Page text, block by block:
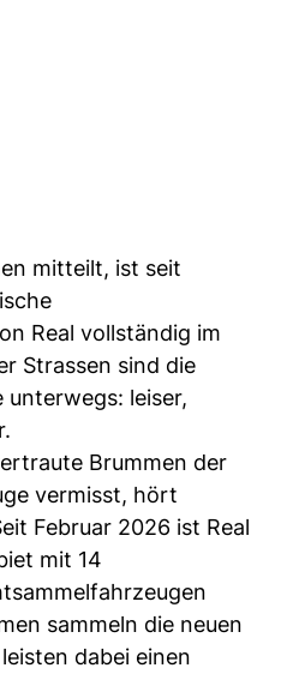
mitteilt, ist seit
Real vollständig im
Strassen sind die
unterwegs: leiser,
Brummen der
vermisst, hört
Februar 2026 ist Real
mit 14
sammeln die neuen
dabei einen